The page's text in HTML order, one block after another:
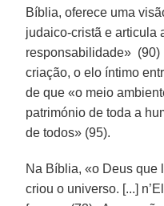
Bíblia, oferece uma
judaico-cristã e articula
responsabilidade»
criação, o elo íntimo
de que «o meio
património de toda a
de todos» (95).
Na Bíblia, «o Deus que
criou o universo. [...]